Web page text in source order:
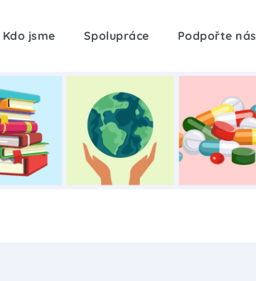
Kdo jsme Spolupráce Podpořte nás